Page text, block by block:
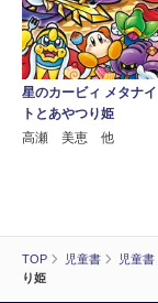
TOP 児童書 児童書
り姫
星のカービィ メタナイ
トとあやつり姫
高瀬 美恵 他